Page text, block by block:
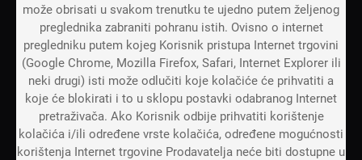
može obrisati u svakom trenutku te ujedno putem željenog
preglednika zabraniti pohranu istih. Ovisno o internet
pregledniku putem kojeg Korisnik pristupa Internet trgovini
(Google Chrome, Mozilla Firefox, Safari, Internet Explorer ili
neki drugi) isti može odlučiti koje kolačiće će prihvatiti a
koje će blokirati i to u sklopu postavki odabranog Internet
pretraživača. Ako Korisnik odbije prihvatiti korištenje
kolačića i/ili određene vrste kolačića, određene mogućnosti
korištenja Internet trgovine Prodavatelja neće biti dostupne u